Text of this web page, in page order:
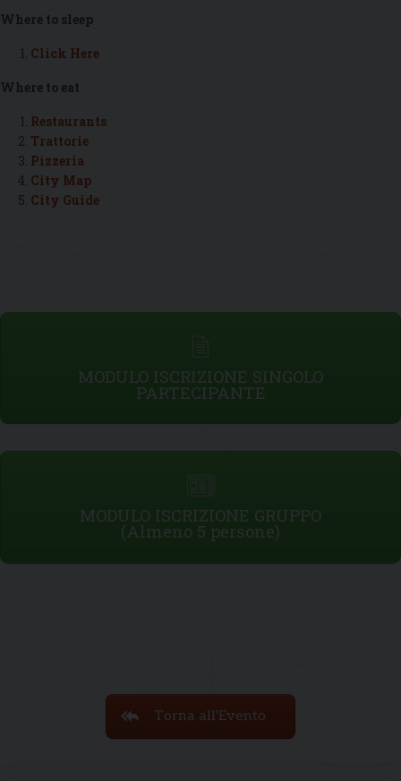
Where to sleep
Click Here
Where to eat
Restaurants
Trattorie
Pizzeria
City Map
City Guide
MODULO ISCRIZIONE SINGOLO
PARTECIPANTE
MODULO ISCRIZIONE GRUPPO
(Almeno 5 persone)
Torna all'Evento